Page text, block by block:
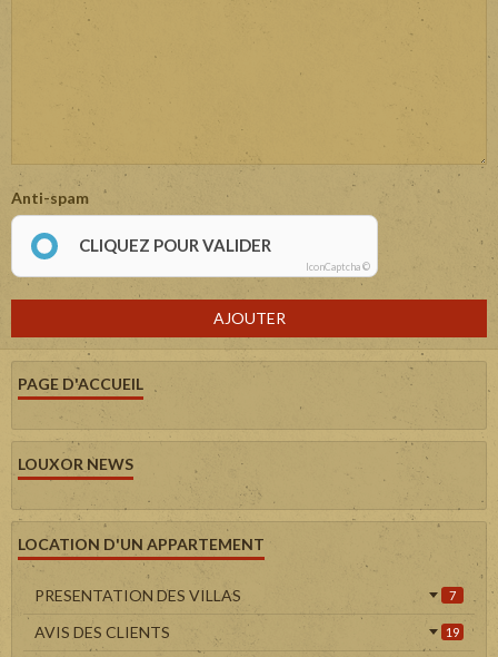
Anti-spam
CLIQUEZ POUR VALIDER
IconCaptcha ©
AJOUTER
PAGE D'ACCUEIL
LOUXOR NEWS
LOCATION D'UN APPARTEMENT
PRESENTATION DES VILLAS 7
AVIS DES CLIENTS 19